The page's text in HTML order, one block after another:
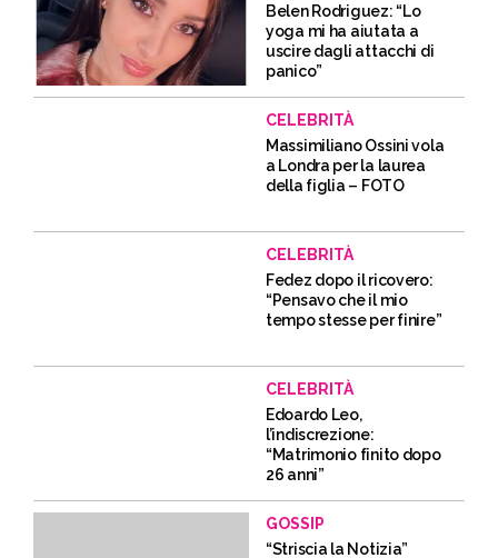
Belen Rodriguez: “Lo
yoga mi ha aiutata a
uscire dagli attacchi di
panico”
CELEBRITÀ
Massimiliano Ossini vola
a Londra per la laurea
della figlia – FOTO
CELEBRITÀ
Fedez dopo il ricovero:
“Pensavo che il mio
tempo stesse per finire”
CELEBRITÀ
Edoardo Leo,
l’indiscrezione:
“Matrimonio finito dopo
26 anni”
GOSSIP
“Striscia la Notizia”